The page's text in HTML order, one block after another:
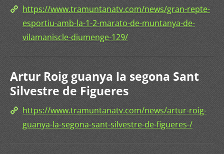
https://www.tramuntanatv.com/news/gran-repte-
esportiu-amb-la-1-2-marato-de-muntanya-de-
vilamaniscle-diumenge-129/
Artur Roig guanya la segona Sant
Silvestre de Figueres
https://www.tramuntanatv.com/news/artur-roig-
guanya-la-segona-sant-silvestre-de-figueres-/